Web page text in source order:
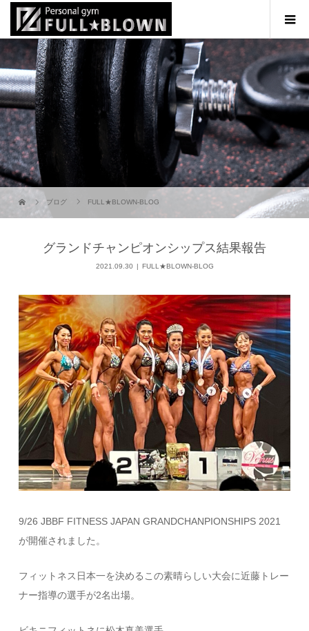
ブログ FULL★BLOWN-BLOG
グランドチャンピオンシップス結果報告
2021.09.30 FULL★BLOWN-BLOG
9/26 JBBF FITNESS JAPAN GRANDCHANPIONSHIPS 2021
が開催されました。
フィットネス日本一を決めるこの素晴らしい大会に近藤トレー
ナー指導の選手が2名出場。